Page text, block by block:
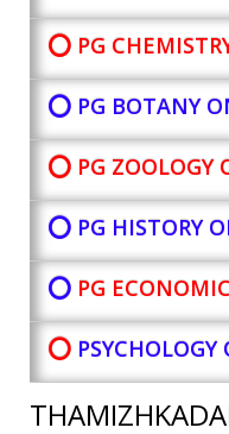
⭕ PG
⭕ PG BOTANY
⭕ PG ZOOLOGY
⭕ PG HISTORY
⭕ PG
⭕